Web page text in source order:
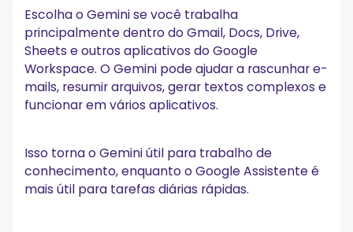
Escolha o Gemini se você trabalha
principalmente dentro do Gmail, Docs, Drive,
Sheets e outros aplicativos do Google
Workspace. O Gemini pode ajudar a rascunhar e-
mails, resumir arquivos, gerar textos complexos e
funcionar em vários aplicativos.
Isso torna o Gemini útil para trabalho de
conhecimento, enquanto o Google Assistente é
mais útil para tarefas diárias rápidas.